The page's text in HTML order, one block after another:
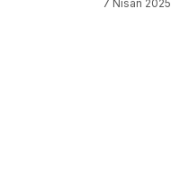
7 Nisan 2025